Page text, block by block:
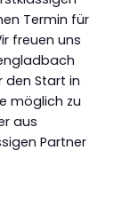
Termin für
freuen uns
den Start in
möglich zu
aus
Partner